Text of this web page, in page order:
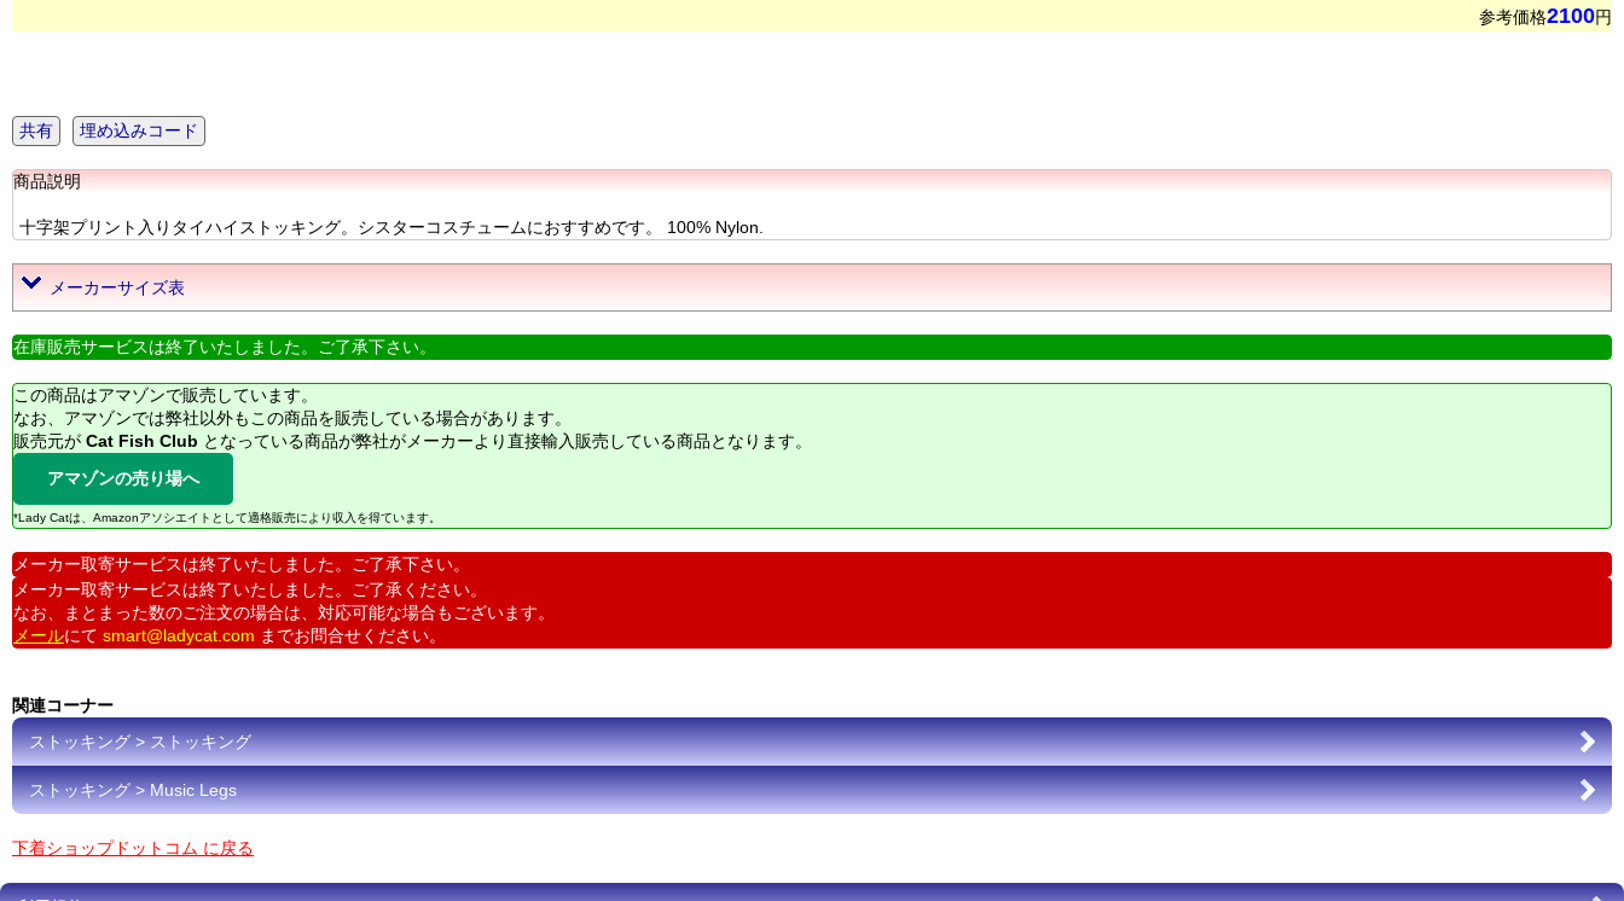
参考価格2100円
共有 埋め込みコード
商品説明
十字架プリント入りタイハイストッキング。シスターコスチュームにおすすめです。 100% Nylon.
メーカーサイズ表
在庫販売サービスは終了いたしました。ご了承下さい。
この商品はアマゾンで販売しています。
なお、アマゾンでは弊社以外もこの商品を販売している場合があります。
販売元が Cat Fish Club となっている商品が弊社がメーカーより直接輸入販売している商品となります。
アマゾンの売り場へ
*Lady Catは、Amazonアソシエイトとして適格販売により収入を得ています。
メーカー取寄サービスは終了いたしました。ご了承下さい。
メーカー取寄サービスは終了いたしました。ご了承ください。
なお、まとまった数のご注文の場合は、対応可能な場合もございます。
メールにて smart@ladycat.com までお問合せください。
関連コーナー
ストッキング > ストッキング
ストッキング > Music Legs
下着ショップドットコム に戻る